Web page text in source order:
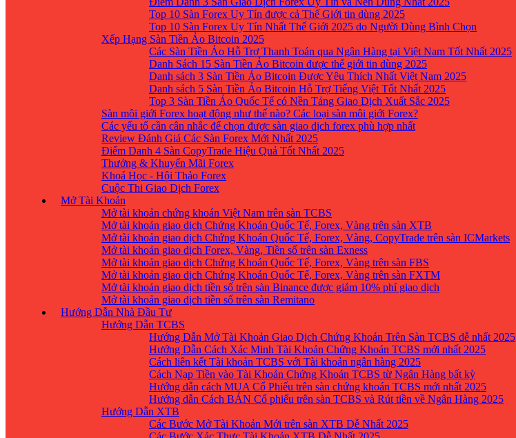
Top 10 Sàn Forex Uy Tín được cả Thế Giới tin dùng 2025
Top 10 Sàn Forex Uy Tín Nhất Thế Giới 2025 do Người Dùng Bình Chọn
Xếp Hạng Sàn Tiền Ảo Bitcoin 2025
Các Sàn Tiền Ảo Hỗ Trợ Thanh Toán qua Ngân Hàng tại Việt Nam Tốt Nhất 2025
Danh Sách 15 Sàn Tiền Ảo Bitcoin được thế giới tin dùng 2025
Danh sách 3 Sàn Tiền Ảo Bitcoin Được Yêu Thích Nhất Việt Nam 2025
Danh sách 5 Sàn Tiền Ảo Bitcoin Hỗ Trợ Tiếng Việt Tốt Nhất 2025
Top 3 Sàn Tiền Ảo Quốc Tế có Nền Tảng Giao Dịch Xuất Sắc 2025
Sàn môi giới Forex hoạt động như thế nào? Các loại sàn môi giới Forex?
Các yếu tố cần cân nhắc để chọn được sàn giao dịch forex phù hợp nhất
Review Đánh Giá Các Sàn Forex Mới Nhất 2025
Điểm Danh 4 Sàn CopyTrade Hiệu Quả Tốt Nhất 2025
Thưởng & Khuyến Mãi Forex
Khoá Học - Hội Thảo Forex
Cuộc Thi Giao Dịch Forex
Mở Tài Khoản
Mở tài khoản chứng khoán Việt Nam trên sàn TCBS
Mở tài khoản giao dịch Chứng Khoán Quốc Tế, Forex, Vàng trên sàn XTB
Mở tài khoản giao dịch Chứng Khoán Quốc Tế, Forex, Vàng, CopyTrade trên sàn ICMarkets
Mở tài khoản giao dịch Forex, Vàng, Tiền số trên sàn Exness
Mở tài khoản giao dịch Chứng Khoán Quốc Tế, Forex, Vàng trên sàn FBS
Mở tài khoản giao dịch Chứng Khoán Quốc Tế, Forex, Vàng trên sàn FXTM
Mở tài khoản giao dịch tiền số trên sàn Binance được giảm 10% phí giao dịch
Mở tài khoản giao dịch tiền số trên sàn Remitano
Hướng Dẫn Nhà Đầu Tư
Hướng Dẫn TCBS
Hướng Dẫn Mở Tài Khoản Giao Dịch Chứng Khoán Trên Sàn TCBS dễ nhất 2025
Hướng Dẫn Cách Xác Minh Tài Khoản Chứng Khoán TCBS mới nhất 2025
Cách liên kết Tài khoản TCBS với Tài khoản ngân hàng 2025
Cách Nạp Tiền vào Tài Khoản Chứng Khoán TCBS từ Ngân Hàng bất kỳ
Hướng dẫn cách MUA Cổ Phiếu trên sàn chứng khoán TCBS mới nhất 2025
Hướng dẫn Cách BÁN Cổ phiếu trên sàn TCBS và Rút tiền về Ngân Hàng 2025
Hướng Dẫn XTB
Các Bước Mở Tài Khoản Mới trên sàn XTB Dễ Nhất 2025